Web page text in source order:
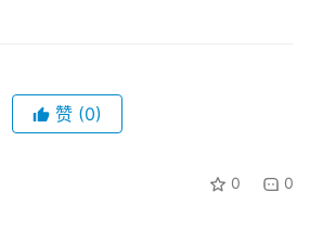
赞 (0)
0 0